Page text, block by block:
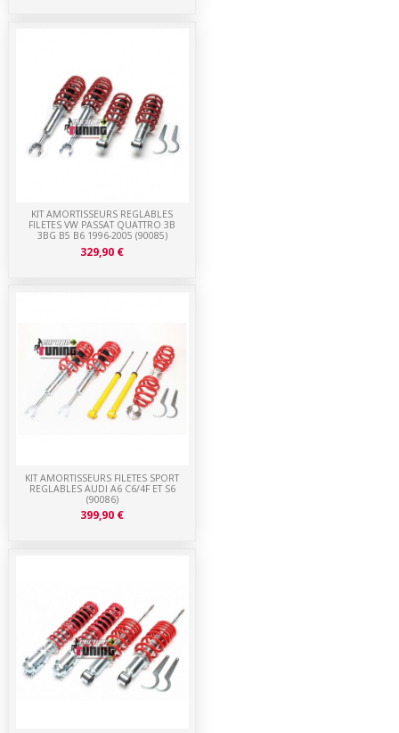
KIT AMORTISSEURS FILETES SPORT
REGLABLES AUDI A6 C6/4F ET S6
(90086)
399,90 €
KIT AMORTISSEURS REGLABLES
FILETES VW PASSAT QUATTRO 3B
3BG B5 B6 1996-2005 (90085)
329,90 €